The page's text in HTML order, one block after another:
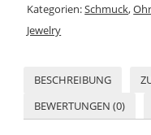
Kategorien:Schmuck,
Jewelry
BESCHREIBUNG
BEWERTUNGEN (0)